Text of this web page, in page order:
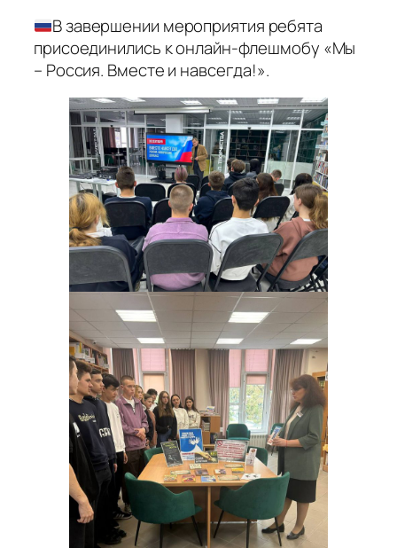
В завершении мероприятия ребята
присоединились к онлайн-флешмобу «Мы
– Россия. Вместе и навсегда!».